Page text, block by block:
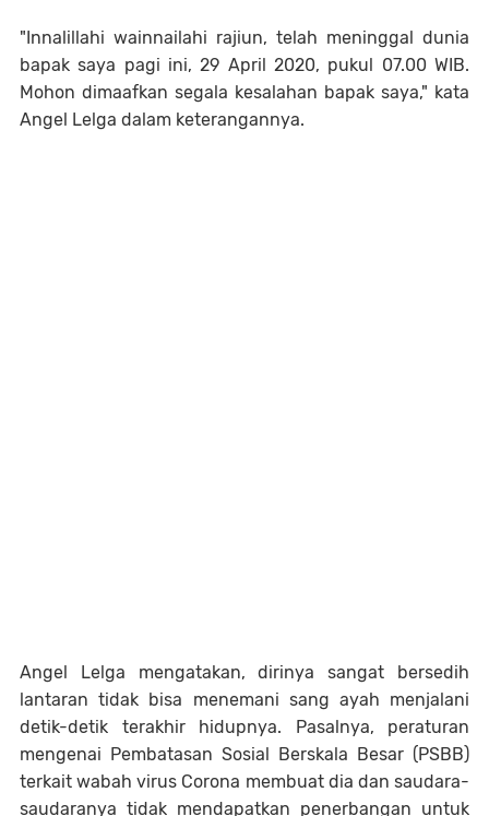
"Innalillahi wainnailahi rajiun, telah meninggal dunia
bapak saya pagi ini, 29 April 2020, pukul 07.00 WIB.
Mohon dimaafkan segala kesalahan bapak saya," kata
Angel Lelga dalam keterangannya.
Angel Lelga mengatakan, dirinya sangat bersedih
lantaran tidak bisa menemani sang ayah menjalani
detik-detik terakhir hidupnya. Pasalnya, peraturan
mengenai Pembatasan Sosial Berskala Besar (PSBB)
terkait wabah virus Corona membuat dia dan saudara-
saudaranya tidak mendapatkan penerbangan untuk